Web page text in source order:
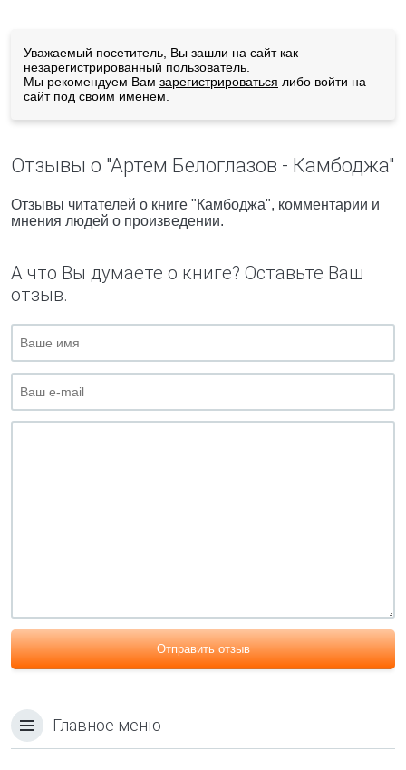
Уважаемый посетитель, Вы зашли на сайт как
незарегистрированный пользователь.
Мы рекомендуем Вам зарегистрироваться либо войти на
сайт под своим именем.
Отзывы о "Артем Белоглазов - Камбоджа"
Отзывы читателей о книге "Камбоджа", комментарии и
мнения людей о произведении.
А что Вы думаете о книге? Оставьте Ваш
отзыв.
Отправить отзыв
Главное меню